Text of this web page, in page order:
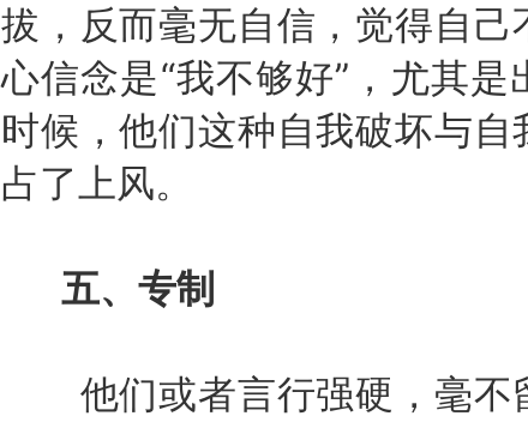
拔，反而毫无自信，觉得自己
心信念是“我不够好”，尤其
时候，他们这种自我破坏与
占了上风。
五、专制
他们或者言行强硬，毫不